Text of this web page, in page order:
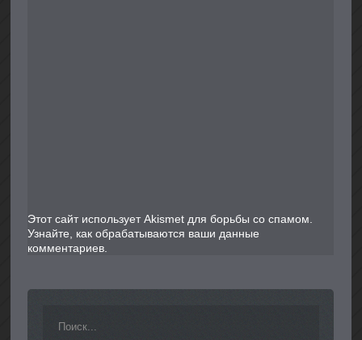
Этот сайт использует Akismet для борьбы со спамом.
Узнайте, как обрабатываются ваши данные
комментариев.